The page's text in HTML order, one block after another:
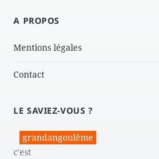
A PROPOS
Mentions légales
Contact
LE SAVIEZ-VOUS ?
grandangoulême
c'est